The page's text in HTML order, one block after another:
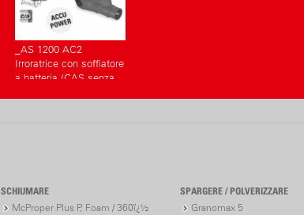
_AS 1200 AC2
Irroratrice con soffiatore
a batteria (CAS senza
SCHIUMARE
McProper Plus P, Foam / 360ï¿½
SPARGERE / POLVERIZZARE
Granomax 5